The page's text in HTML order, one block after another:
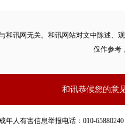
和讯网无关。和讯网站对文中陈述
仅作参考
和讯恭候您的意
人有害信息举报电话：010-